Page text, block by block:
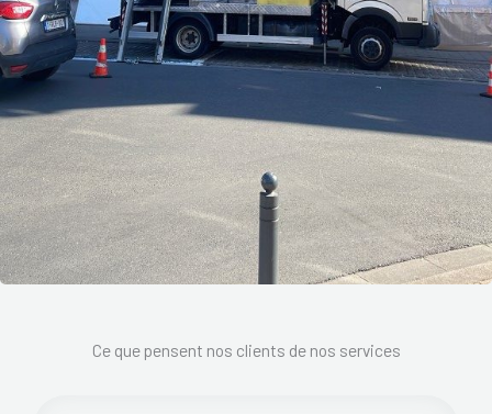
Ce que pensent nos clients de nos services